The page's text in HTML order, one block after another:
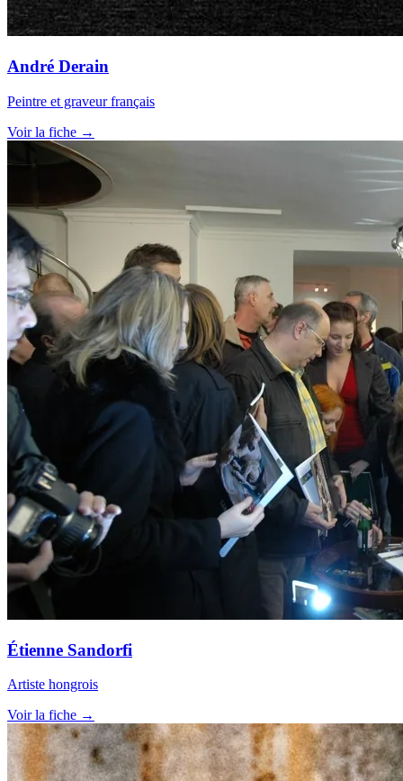
André Derain
Peintre et graveur français
Voir la fiche →
Étienne Sandorfi
Artiste hongrois
Voir la fiche →